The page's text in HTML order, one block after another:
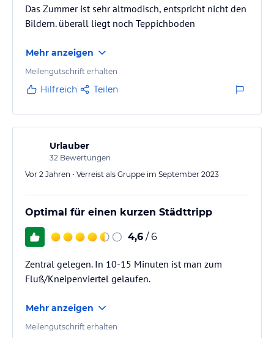
Das Zummer ist sehr altmodisch, entspricht nicht den
Bildern. überall liegt noch Teppichboden
Mehr anzeigen
Meilengutschrift erhalten
Hilfreich Teilen
Urlauber
32 Bewertungen
Vor 2 Jahren • Verreist als Gruppe im September 2023
Optimal für einen kurzen Städttripp
4,6 / 6
Zentral gelegen. In 10-15 Minuten ist man zum
Fluß/Kneipenviertel gelaufen.
Mehr anzeigen
Meilengutschrift erhalten